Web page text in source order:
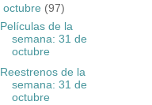
octubre (97)
Películas de la
semana: 31 de
octubre
Reestrenos de la
semana: 31 de
octubre